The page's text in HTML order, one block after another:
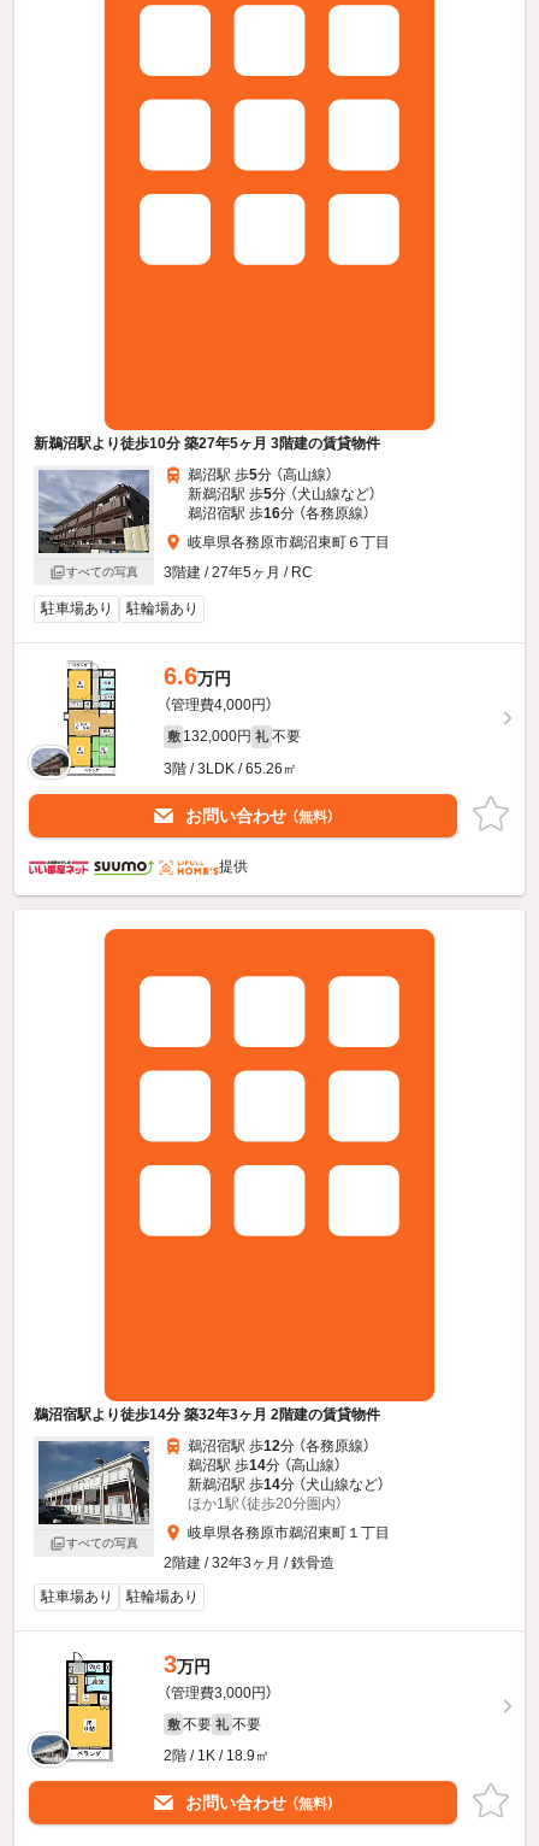
新鵜沼駅より徒歩10分 築27年5ヶ月 3階建の賃貸物件
すべての写真
鵜沼駅 歩5分 （高山線）
新鵜沼駅 歩5分 （犬山線など）
鵜沼宿駅 歩16分 （各務原線）
岐阜県各務原市鵜沼東町６丁目
3階建 / 27年5ヶ月 / RC
駐車場あり 駐輪場あり
6.6万円
（管理費4,000円）
敷 132,000円 礼 不要
3階 / 3LDK / 65.26㎡
お問い合わせ （無料）
提供
鵜沼宿駅より徒歩14分 築32年3ヶ月 2階建の賃貸物件
すべての写真
鵜沼宿駅 歩12分 （各務原線）
鵜沼駅 歩14分 （高山線）
新鵜沼駅 歩14分 （犬山線など）
ほか1駅（徒歩20分圏内）
岐阜県各務原市鵜沼東町１丁目
2階建 / 32年3ヶ月 / 鉄骨造
駐車場あり
駐輪場あり
3万円
（管理費3,000円）
敷 不要 礼 不要
2階 / 1K / 18.9㎡
お問い合わせ （無料）